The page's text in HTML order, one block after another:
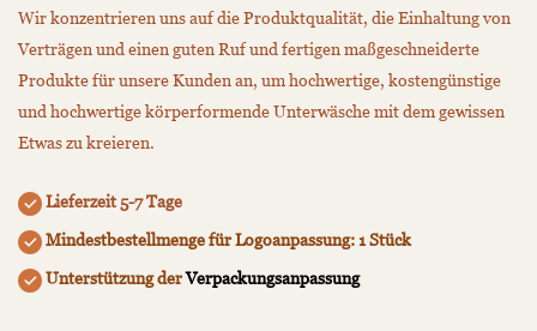
Wir konzentrieren uns auf die Produktqualität, die Einhaltung von
Verträgen und einen guten Ruf und fertigen maßgeschneiderte
Produkte für unsere Kunden an, um hochwertige, kostengünstige
und hochwertige körperformende Unterwäsche mit dem gewissen
Etwas zu kreieren.
Lieferzeit 5-7 Tage
Mindestbestellmenge für Logoanpassung: 1 Stück
Unterstützung derVerpackungsanpassung